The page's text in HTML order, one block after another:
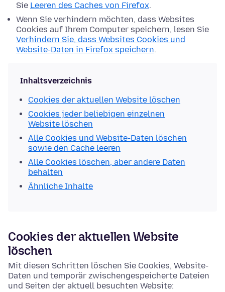
Sie Leeren des Caches von Firefox.
Wenn Sie verhindern möchten, dass Websites
Cookies auf Ihrem Computer speichern, lesen Sie
Verhindern Sie, dass Websites Cookies und
Website-Daten in Firefox speichern.
Inhaltsverzeichnis
Cookies der aktuellen Website löschen
Cookies jeder beliebigen einzelnen
Website löschen
Alle Cookies und Website-Daten löschen
sowie den Cache leeren
Alle Cookies löschen, aber andere Daten
behalten
Ähnliche Inhalte
Cookies der aktuellen Website
löschen
Mit diesen Schritten löschen Sie Cookies, Website-
Daten und temporär zwischengespeicherte Dateien
und Seiten der aktuell besuchten Website: